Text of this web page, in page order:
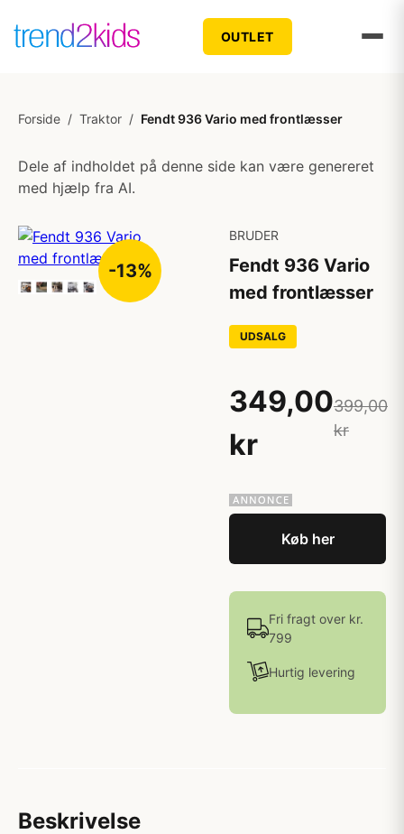
OUTLET
Forside / Traktor / Fendt 936 Vario med frontlæsser
Dele af indholdet på denne side kan være genereret
med hjælp fra AI.
-13%
BRUDER
Fendt 936 Vario
med frontlæsser
UDSALG
349,00
kr
399,00
kr
Køb her
Fri fragt over kr.
799
Hurtig levering
Beskrivelse